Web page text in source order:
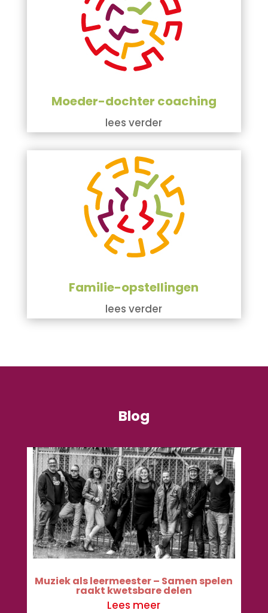
Moeder-dochter coaching
lees verder
Familie-opstellingen
lees verder
Blog
Muziek als leermeester – Samen spelen
raakt kwetsbare delen
Lees meer